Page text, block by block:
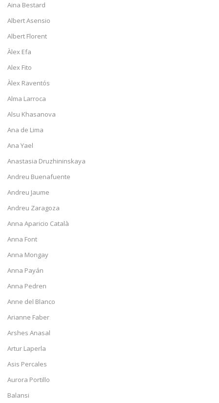
Aina Bestard
Albert Asensio
Albert Florent
Àlex Efa
Alex Fito
Àlex Raventós
Alma Larroca
Alsu Khasanova
Ana de Lima
Ana Yael
Anastasia Druzhininskaya
Andreu Buenafuente
Andreu Jaume
Andreu Zaragoza
Anna Aparicio Català
Anna Font
Anna Mongay
Anna Payán
Anna Pedren
Anne del Blanco
Arianne Faber
Arshes Anasal
Artur Laperla
Asis Percales
Aurora Portillo
Balansi